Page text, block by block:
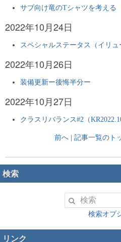
サブ向け竜のTシャツを考える
2022年10月24日
スペシャルステータス（イリュ
2022年10月26日
装備更新ー後悔半分ー
2022年10月27日
クラスリバランス#2（
前へ 記事一覧のト
検索
検索オプ
リンク